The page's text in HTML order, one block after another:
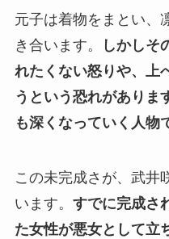
元子は着物をまとい、
き合います。
しかしそ
れたくない怒りや、上
うという恐れがありま
も深くなっていく人物
この未完成さが、武井
います。 すでに完成さ
た女性が悪女として立